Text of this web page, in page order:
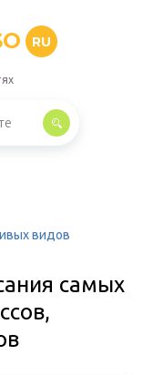
RU
видов
самых